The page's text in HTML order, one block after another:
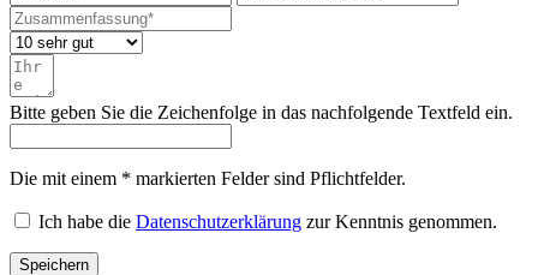
Bitte geben Sie die Zeichenfolge in das nachfolgende Textfeld ein.
Die mit einem * markierten Felder sind Pflichtfelder.
Ich habe die Datenschutzerklärung zur Kenntnis genommen.
Speichern